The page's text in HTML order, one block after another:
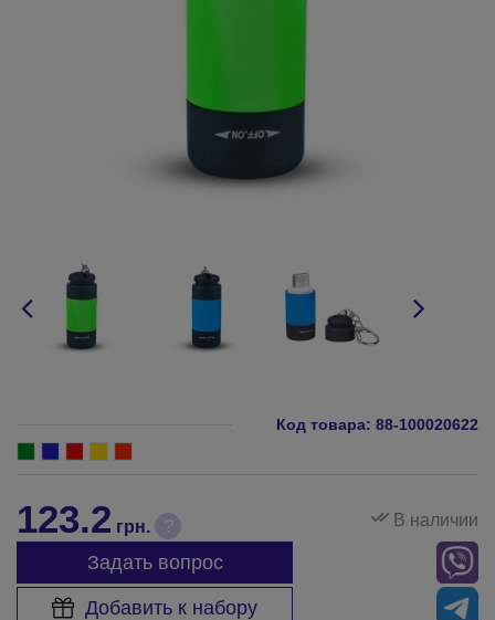
Код товара: 88-100020622
123.2 грн. ? В наличии
Задать вопрос
Добавить к набору